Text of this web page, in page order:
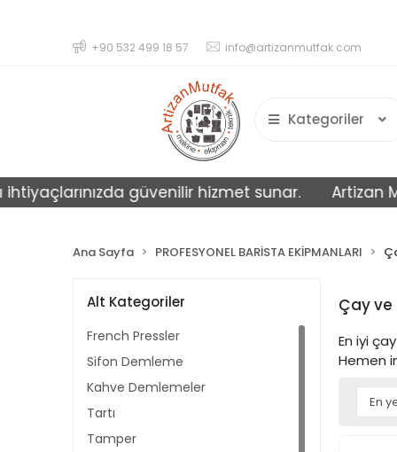
güvenilir hizmet sunar. Artizan Mutfak
+90 532 499 18 57 info@artizanmutfak.com
Kategoriler
Ana Sayfa PROFESYONEL BARİSTA EKİPMANLARI
Alt Kategoriler
French Pressler
Sifon Demleme
Kahve Demlemeler
Tartı
Tamper
Çay ve
En iyi
Hemen